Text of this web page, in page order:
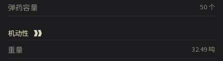
50个
弹药容量
机动性
32.49 吨
重量